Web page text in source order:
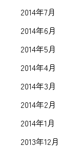
2014年7月
2014年6月
2014年5月
2014年4月
2014年3月
2014年2月
2014年1月
2013年12月